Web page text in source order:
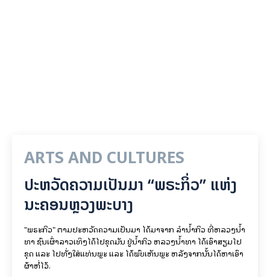
ARTS AND CULTURES
ປະຫວັດຄວາມເປັນມາ “ພຣະກິ່ວ” ແຫ່ງ
ນະຄອນຫຼວງພະບາງ
"ພຣະກິວ" ຕາມປະຫວັດຄວາມເປັນມາ ໄດ້ມາຈາກ ລຳນ້ຳກິວ ທີ່ຫລວງນ້ຳ
ທາ ຊົນເຜົ່າລາວເທິງໄດ້ໄປຂຸດມັນ ຢູ່ນ້ຳກິວ ຫລວງນ້ຳທາ ໄດ້ເອົາສຽມໄປ
ຂຸດ ແລະ ໄປທັ່ງໃສ່ແທ່ນພຼະ ແລະ ໄດ້ພົບເຫັນພຼະ ຫລັງຈາກນັ້ນໄດ້ຫາເອົາ
ຜ້າຫໍ່ໄວ້.